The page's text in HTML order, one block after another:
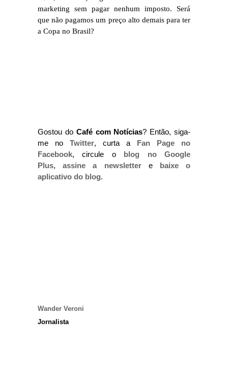
marketing sem pagar nenhum imposto. Será
que não pagamos um preço alto demais para ter
a Copa no Brasil?
Gostou do Café com Notícias? Então, siga-
me no Twitter, curta a Fan Page no
Facebook, circule o blog no Google
Plus,assine a newslettere baixe o
aplicativo do blog.
Wander Veroni
Jornalista